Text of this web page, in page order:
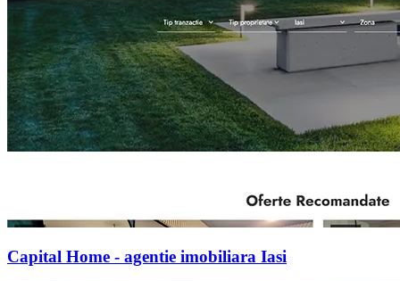
Capital Home - agentie imobiliara Iasi